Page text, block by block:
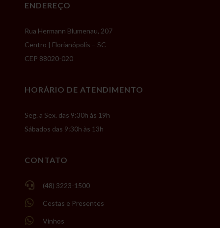
ENDEREÇO
Rua Hermann Blumenau, 207
Centro | Florianópolis – SC
CEP 88020-020
HORÁRIO DE ATENDIMENTO
Seg. a Sex. das 9:30h às 19h
Sábados das 9:30h às 13h
CONTATO
 (48) 3223-1500
 Cestas e Presentes
 Vinhos